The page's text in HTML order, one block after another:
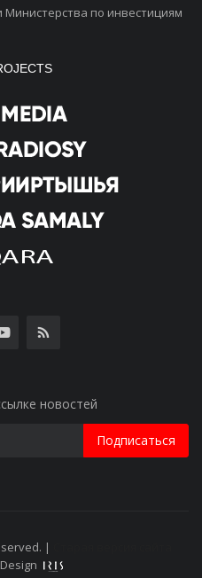
по инвестициям
новостей
Подписаться
|